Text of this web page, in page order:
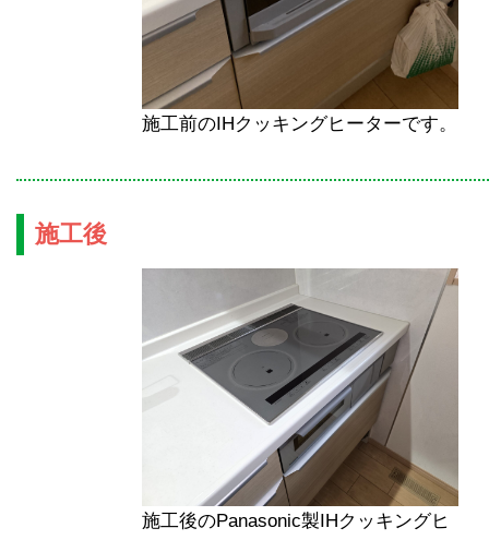
施工前のIHクッキングヒーターです。
施工後
施工後のPanasonic製IHクッキングヒ